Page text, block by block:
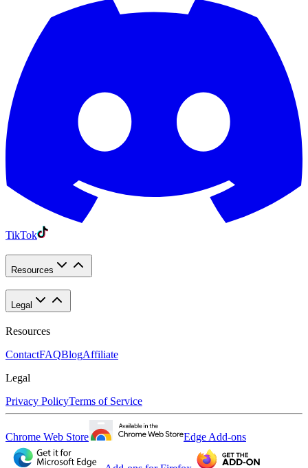
TikTok
Resources
Legal
Resources
ContactFAQBlogAffiliate
Legal
Privacy PolicyTerms of Service
Chrome Web Store Edge Add-ons